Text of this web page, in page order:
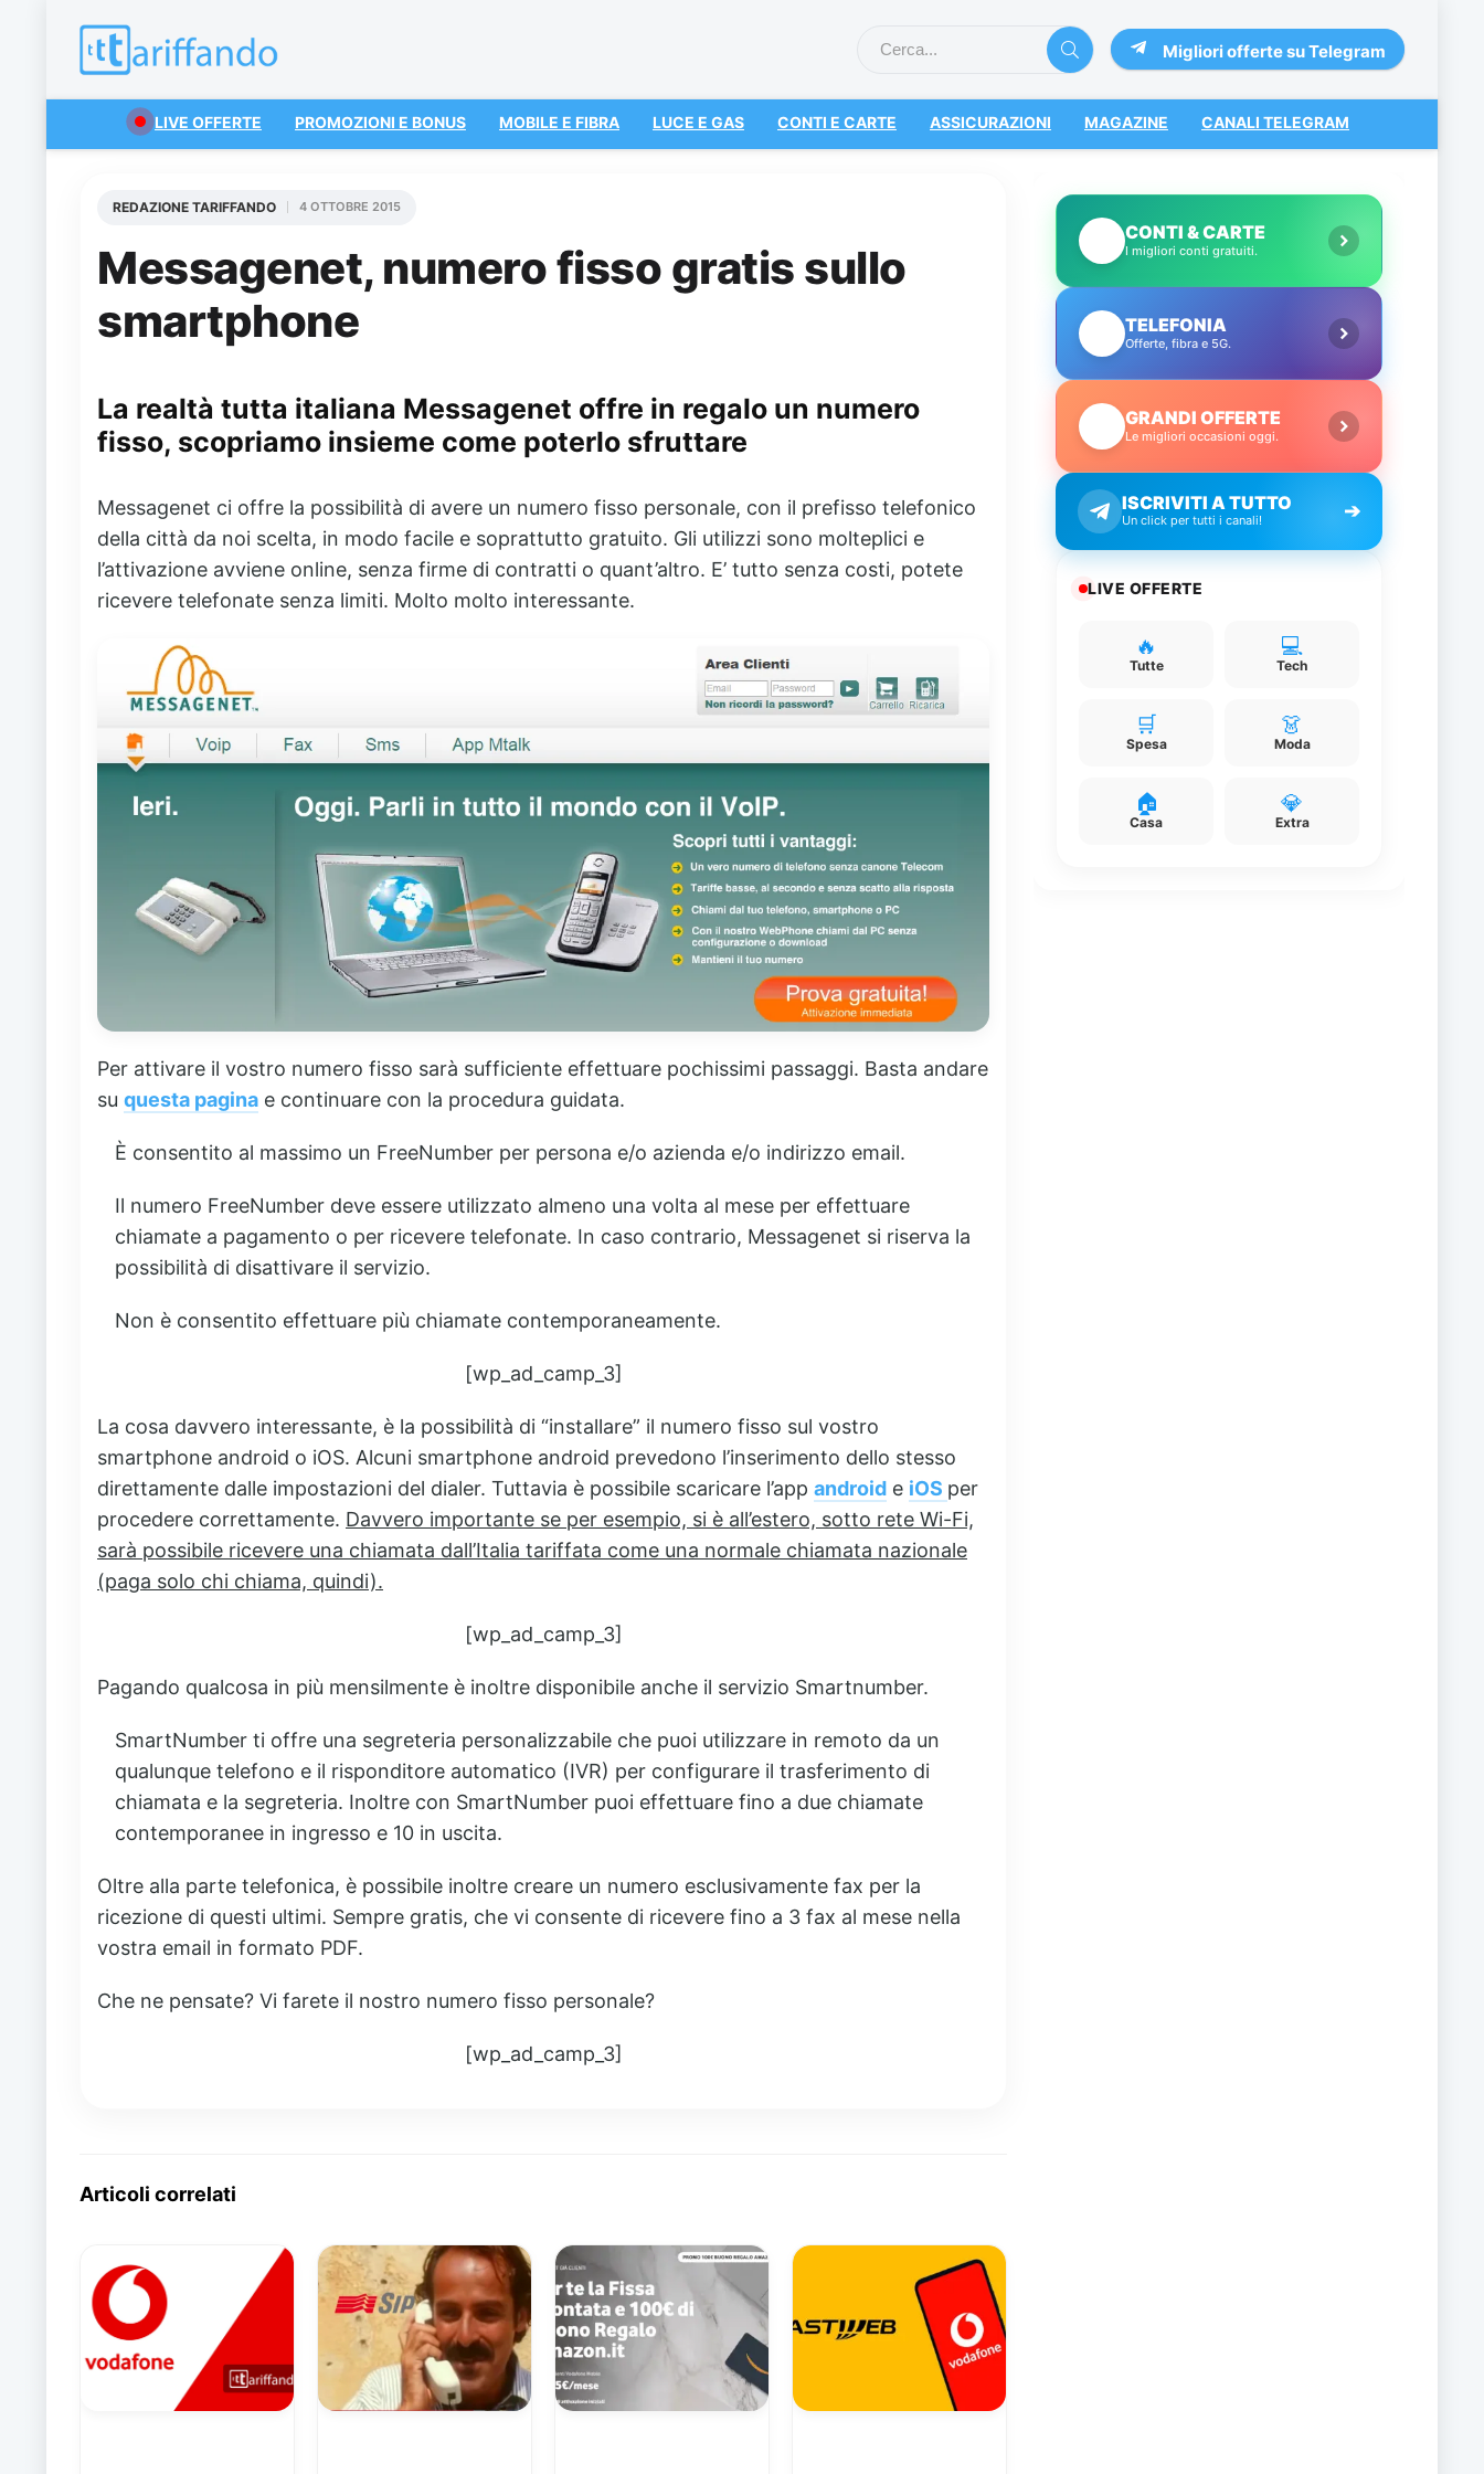
Migliori offerte su Telegram
LIVE OFFERTE PROMOZIONI E BONUS MOBILE E FIBRA LUCE E GAS CONTI E CARTE ASSICURAZIONI MAGAZINE CANALI TELEGRAM
Messagenet, numero fisso gratis sullo
smartphone
REDAZIONE TARIFFANDO 4 OTTOBRE 2015
La realtà tutta italiana Messagenet offre in regalo un numero
fisso, scopriamo insieme come poterlo sfruttare
Messagenet ci offre la possibilità di avere un numero fisso personale, con il prefisso telefonico
della città da noi scelta, in modo facile e soprattutto gratuito. Gli utilizzi sono molteplici e
l’attivazione avviene online, senza firme di contratti o quant’altro. E’ tutto senza costi, potete
ricevere telefonate senza limiti. Molto molto interessante.
Per attivare il vostro numero fisso sarà sufficiente effettuare pochissimi passaggi. Basta andare
su questa pagina e continuare con la procedura guidata.
È consentito al massimo un FreeNumber per persona e/o azienda e/o indirizzo email.
Il numero FreeNumber deve essere utilizzato almeno una volta al mese per effettuare
chiamate a pagamento o per ricevere telefonate. In caso contrario, Messagenet si riserva la
possibilità di disattivare il servizio.
Non è consentito effettuare più chiamate contemporaneamente.
[wp_ad_camp_3]
La cosa davvero interessante, è la possibilità di “installare” il numero fisso sul vostro
smartphone android o iOS. Alcuni smartphone android prevedono l’inserimento dello stesso
direttamente dalle impostazioni del dialer. Tuttavia è possibile scaricare l’app android e iOS per
procedere correttamente. Davvero importante se per esempio, si è all’estero, sotto rete Wi-Fi,
sarà possibile ricevere una chiamata dall’Italia tariffata come una normale chiamata nazionale
(paga solo chi chiama, quindi).
[wp_ad_camp_3]
Pagando qualcosa in più mensilmente è inoltre disponibile anche il servizio Smartnumber.
SmartNumber ti offre una segreteria personalizzabile che puoi utilizzare in remoto da un
qualunque telefono e il risponditore automatico (IVR) per configurare il trasferimento di
chiamata e la segreteria. Inoltre con SmartNumber puoi effettuare fino a due chiamate
contemporanee in ingresso e 10 in uscita.
Oltre alla parte telefonica, è possibile inoltre creare un numero esclusivamente fax per la
ricezione di questi ultimi. Sempre gratis, che vi consente di ricevere fino a 3 fax al mese nella
vostra email in formato PDF.
Che ne pensate? Vi farete il nostro numero fisso personale?
[wp_ad_camp_3]
Articoli correlati
CONTI & CARTE
I migliori conti gratuiti.
TELEFONIA
Offerte, fibra e 5G.
GRANDI OFFERTE
Le migliori occasioni oggi.
ISCRIVITI A TUTTO
Un click per tutti i canali! ➔
LIVE OFFERTE
🔥
Tutte
💻
Tech
🛒
Spesa
👗
Moda
🏠
Casa
💎
Extra